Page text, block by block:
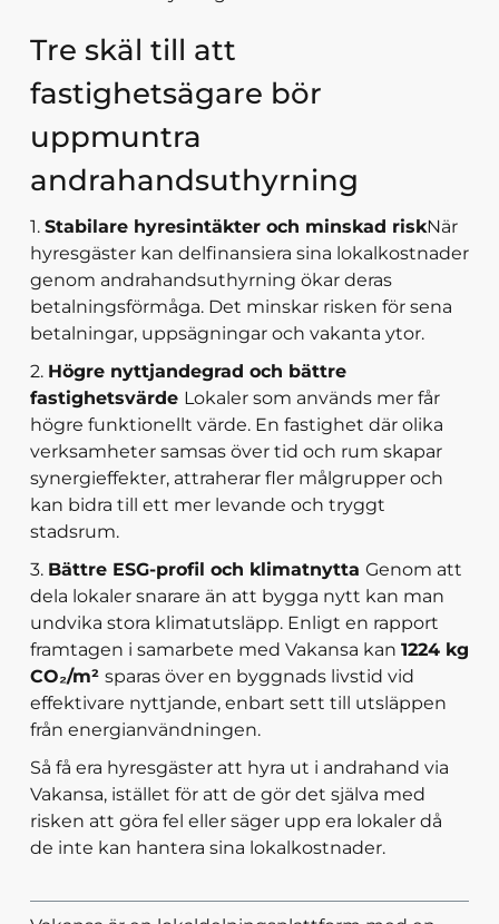
Tre skäl till att
fastighetsägare bör
uppmuntra
andrahandsuthyrning
1. Stabilare hyresintäkter och minskad riskNär
hyresgäster kan delfinansiera sina lokalkostnader
genom andrahandsuthyrning ökar deras
betalningsförmåga. Det minskar risken för sena
betalningar, uppsägningar och vakanta ytor.
2. Högre nyttjandegrad och bättre
fastighetsvärde Lokaler som används mer får
högre funktionellt värde. En fastighet där olika
verksamheter samsas över tid och rum skapar
synergieffekter, attraherar fler målgrupper och
kan bidra till ett mer levande och tryggt
stadsrum.
3. Bättre ESG-profil och klimatnytta Genom att
dela lokaler snarare än att bygga nytt kan man
undvika stora klimatutsläpp. Enligt en rapport
framtagen i samarbete med Vakansa kan 1224 kg
CO₂/m² sparas över en byggnads livstid vid
effektivare nyttjande, enbart sett till utsläppen
från energianvändningen.
Så få era hyresgäster att hyra ut i andrahand via
Vakansa, istället för att de gör det själva med
risken att göra fel eller säger upp era lokaler då
de inte kan hantera sina lokalkostnader.